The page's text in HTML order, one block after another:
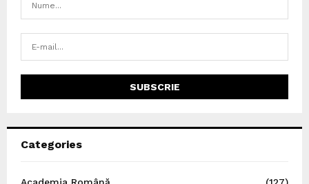
Categories